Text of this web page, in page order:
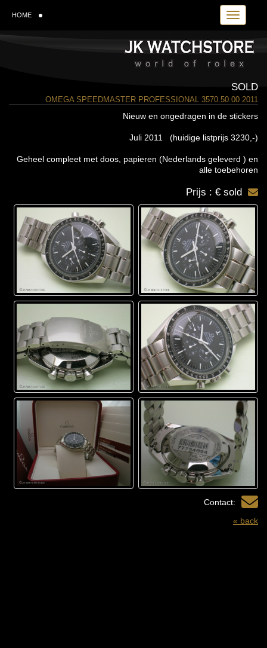
Toggle
HOME
SOLD
OMEGA SPEEDMASTER PROFESSIONAL 3570.50.00 2011
Nieuw en ongedragen in de stickers
Juli 2011 (huidige listprijs 3230,-)
Geheel compleet met doos, papieren (Nederlands geleverd ) en
alle toebehoren
Prijs : € sold
Contact:
« back